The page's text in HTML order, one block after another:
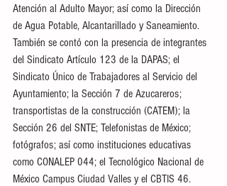
Atención al Adulto Mayor; así como la Dirección
de Agua Potable, Alcantarillado y Saneamiento.
También se contó con la presencia de integrantes
del Sindicato Artículo 123 de la DAPAS; el
Sindicato Único de Trabajadores al Servicio del
Ayuntamiento; la Sección 7 de Azucareros;
transportistas de la construcción (CATEM); la
Sección 26 del SNTE; Telefonistas de México;
fotógrafos; así como instituciones educativas
como CONALEP 044; el Tecnológico Nacional de
México Campus Ciudad Valles y el CBTIS 46.